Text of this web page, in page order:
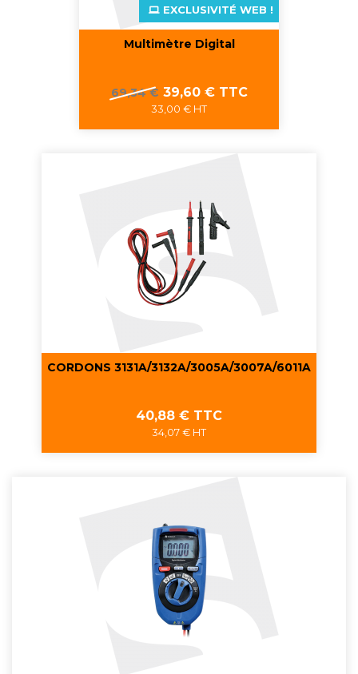
Multimètre Digital
Prix
69,34 € Prix
39,60 € TTC
33,00 € HT
EXCLUSIVITÉ WEB !
CORDONS 3131A/3132A/3005A/3007A/6011A
Prix
40,88 € TTC
34,07 € HT